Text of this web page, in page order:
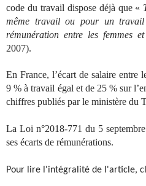
code du travail dispose déjà que «
même travail ou pour un
rémunération entre les femmes
2007).
En France, l’écart de salaire entre
9 % à travail égal et de 25 % sur
chiffres publiés par le ministère du
La Loi n°2018-771 du 5
ses écarts de rémunérations.
Pour lire l'intégralité de l'article,